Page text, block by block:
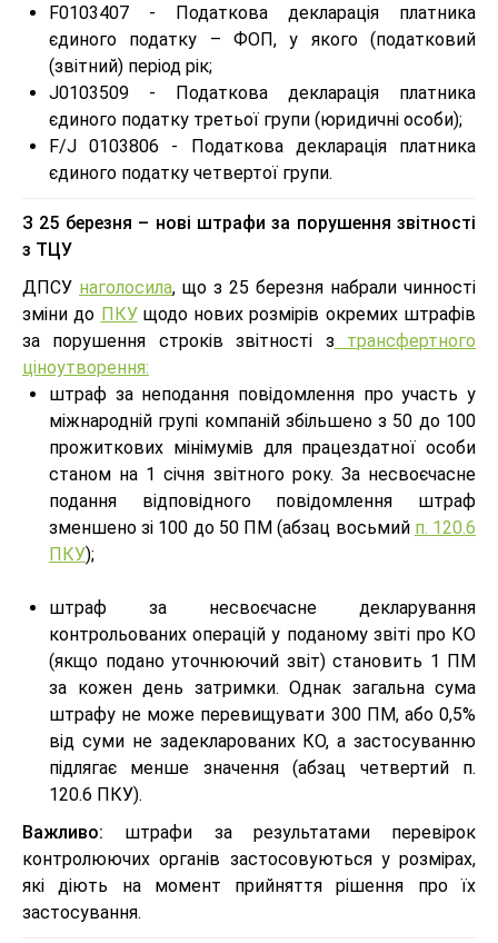
F0103407 - Податкова декларація платника
єдиного податку – ФОП, у якого (податковий
(звітний) період рік;
J0103509 - Податкова декларація платника
єдиного податку третьої групи (юридичні особи);
F/J 0103806 - Податкова декларація платника
єдиного податку четвертої групи.
З 25 березня – нові штрафи за порушення звітності
з ТЦУ
ДПСУ наголосила, що з 25 березня набрали чинності
зміни до ПКУщодо нових розмірів окремих штрафів
за порушення строків звітності з трансфертного
ціноутворення:
штраф за неподання повідомлення про участь у
міжнародній групі компаній збільшено з 50 до 100
прожиткових мінімумів для працездатної особи
станом на 1 січня звітного року. За несвоєчасне
подання відповідного повідомлення штраф
зменшено зі 100 до 50 ПМ (абзац восьмий п. 120.6
ПКУ);
штраф за несвоєчасне декларування
контрольованих операцій у поданому звіті про КО
(якщо подано уточнюючий звіт) становить 1 ПМ
за кожен день затримки. Однак загальна сума
штрафу не може перевищувати 300 ПМ, або 0,5%
від суми не задекларованих КО, а застосуванню
підлягає менше значення (абзац четвертий п.
120.6 ПКУ).
Важливо: штрафи за результатами перевірок
контролюючих органів застосовуються у розмірах,
які діють на момент прийняття рішення про їх
застосування.